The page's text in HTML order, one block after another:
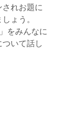
れお題に
ょう。
をみんなに
いて話し